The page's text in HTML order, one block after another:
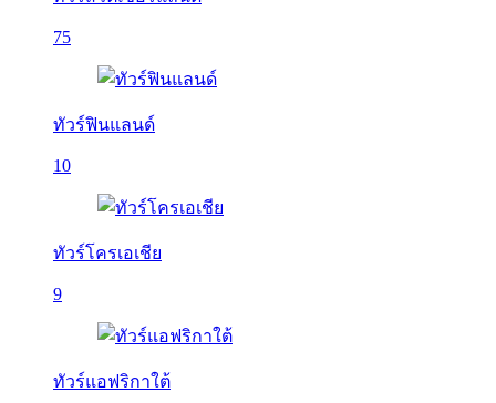
75
ทัวร์ฟินแลนด์
10
ทัวร์โครเอเชีย
9
ทัวร์แอฟริกาใต้